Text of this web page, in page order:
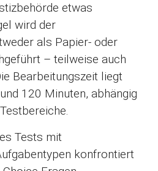
etwas
wird der
als Papier- oder
– teilweise auch
Bearbeitungszeit liegt
120 Minuten, abhängig
Tests mit
konfrontiert